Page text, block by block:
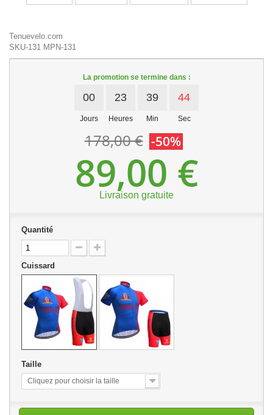
Tenuevelo.com
SKU-131 MPN-131
La promotion se termine dans :
00
Jours
23
Heures
39
Min
44
Sec
178,00 € -50%
89,00 €
Livraison gratuite
Quantité
Cuissard
Taille
Cliquez pour choisir la taille